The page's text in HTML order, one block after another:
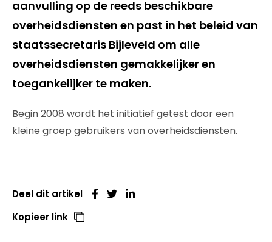
aanvulling op de reeds beschikbare
overheidsdiensten en past in het beleid van
staatssecretaris Bijleveld om alle
overheidsdiensten gemakkelijker en
toegankelijker te maken.
Begin 2008 wordt het initiatief getest door een
kleine groep gebruikers van overheidsdiensten.
Deel dit artikel
Kopieer link